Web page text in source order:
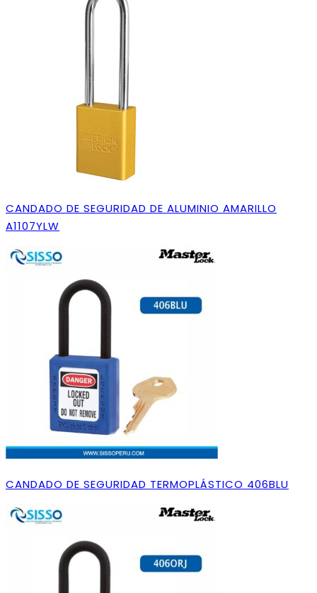
CANDADO DE SEGURIDAD DE ALUMINIO AMARILLO
A1107YLW
CANDADO DE SEGURIDAD TERMOPLÁSTICO 406BLU